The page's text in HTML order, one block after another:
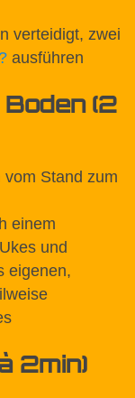
verteidigt, zwei
ausführen
(2
vom Stand zum
einem
und
eigenen,
2min)